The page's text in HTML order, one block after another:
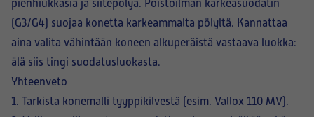
pienhiukkasia ja siitepölyä. Poistoilman karkeasuodatin
(G3/G4) suojaa konetta karkeammalta pölyltä. Kannattaa
aina valita vähintään koneen alkuperäistä vastaava luokka:
älä siis tingi suodatusluokasta.
Yhteenveto
1. Tarkista konemalli tyyppikilvestä (esim. Vallox 110 MV).